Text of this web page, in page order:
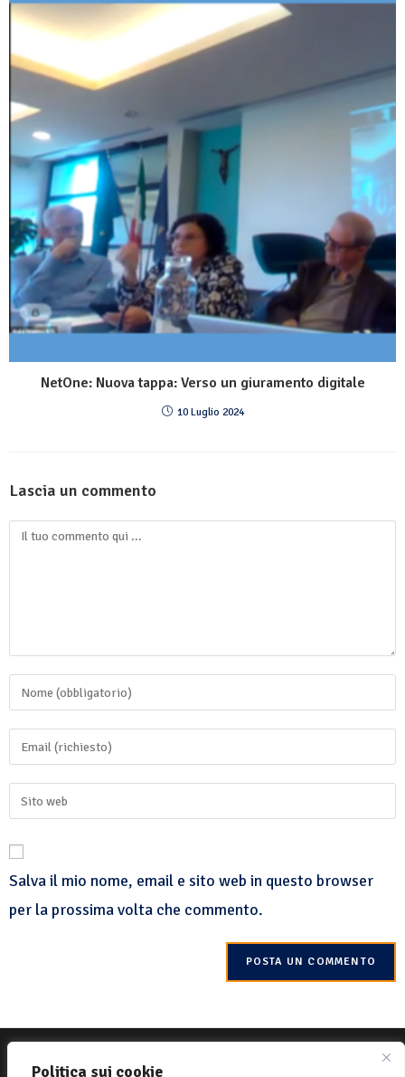
Politica sui cookie
NetOne: Nuova tappa: Verso un giuramento digitale
10 Luglio 2024
Lascia un commento
Salva il mio nome, email e sito web in questo browser
per la prossima volta che commento.